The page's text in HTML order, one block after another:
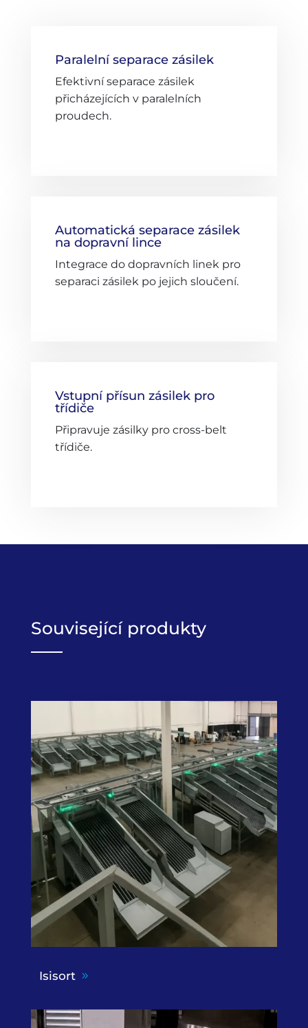
Paralelní separace zásilek
Efektivní separace zásilek
přicházejících v paralelních
proudech.
Automatická separace zásilek
na dopravní lince
Integrace do dopravních linek pro
separaci zásilek po jejich sloučení.
Vstupní přísun zásilek pro
třídiče
Připravuje zásilky pro cross-belt
třídiče.
Související produkty
Isisort